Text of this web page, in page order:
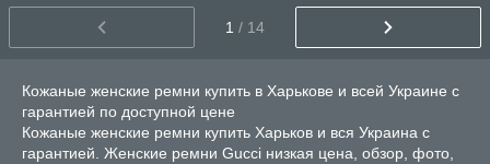
1 / 14
Кожаные женские ремни купить в Харькове и всей Украине с
гарантией по доступной цене
Кожаные женские ремни купить Харьков и вся Украина с
гарантией. Женские ремни Gucci низкая цена, обзор, фото,